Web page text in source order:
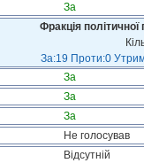
За
Фракція
За:19 Проти:0
За
За
За
Не голосував
Відсутній